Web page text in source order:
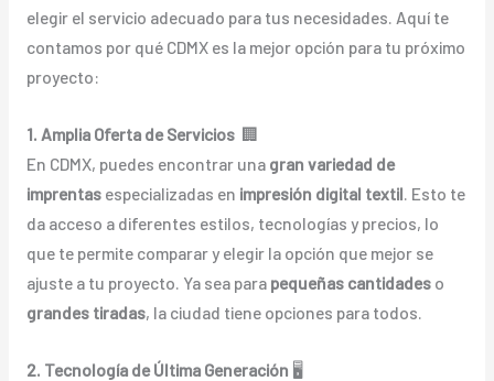
elegir el servicio adecuado para tus necesidades. Aquí te
contamos por qué CDMX es la mejor opción para tu próximo
proyecto:
1. Amplia Oferta de Servicios 🏢
En CDMX, puedes encontrar una gran variedad de
imprentasespecializadas en impresión digital textil. Esto te
da acceso a diferentes estilos, tecnologías y precios, lo
que te permite comparar y elegir la opción que mejor se
ajuste a tu proyecto. Ya sea para pequeñas cantidadeso
grandes tiradas, la ciudad tiene opciones para todos.
2. Tecnología de Última Generación 🖥️